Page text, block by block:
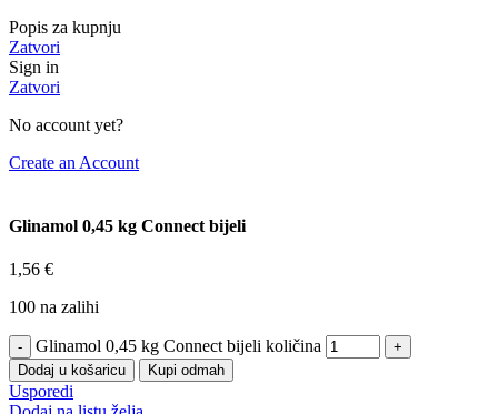
Popis za kupnju
Zatvori
Sign in
Zatvori
No account yet?
Create an Account
Glinamol 0,45 kg Connect bijeli
1,56 €
100 na zalihi
Glinamol 0,45 kg Connect bijeli količina
Dodaj u košaricu Kupi odmah
Usporedi